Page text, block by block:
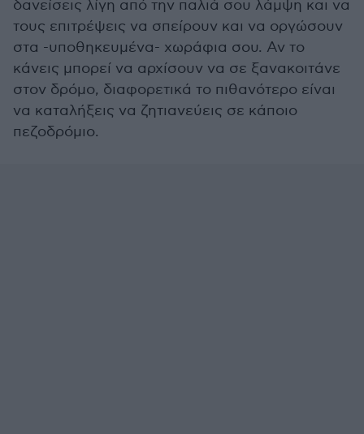
δανείσεις λίγη από την παλιά σου λάμψη και να
τους επιτρέψεις να σπείρουν και να οργώσουν
στα -υποθηκευμένα- χωράφια σου. Αν το
κάνεις μπορεί να αρχίσουν να σε ξανακοιτάνε
στον δρόμο, διαφορετικά το πιθανότερο είναι
να καταλήξεις να ζητιανεύεις σε κάποιο
πεζοδρόμιο.